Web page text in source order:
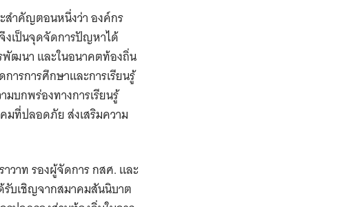
สำคัญตอนหนึ่งว่า องค์กร
งเป็นจุดจัดการปัญหาได้
พัฒนา และในอนาคตท้องถิ่น
ารการศึกษาและการเรียนรู้
บกพร่องทางการเรียนรู้
มที่ปลอดภัย ส่งเสริมความ
วาท รองผู้จัดการ กสศ. และ
รับเชิญจากสมาคมสันนิบาต